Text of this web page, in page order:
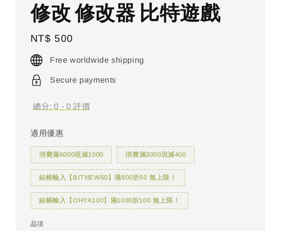
修改 修改器 比特遊戲
Regular
price
NT$ 500
Free worldwide shipping
Secure payments
總分:0 - 0 評價
適用優惠
消費滿6000現減1000 消費滿3000現減400
結帳輸入【BITNEW50】滿600折50 無上限！
結帳輸入【OHYA100】滿1000折100 無上限！
品項